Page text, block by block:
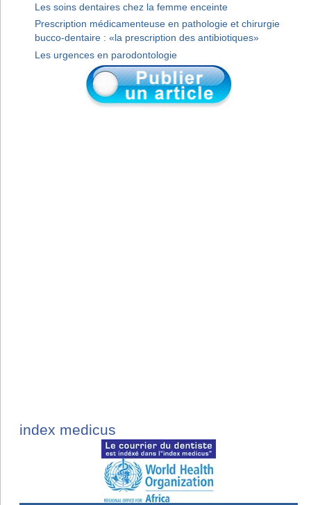
Les soins dentaires chez la femme enceinte
Prescription médicamenteuse en pathologie et chirurgie
bucco-dentaire : «la prescription des antibiotiques»
Les urgences en parodontologie
index medicus